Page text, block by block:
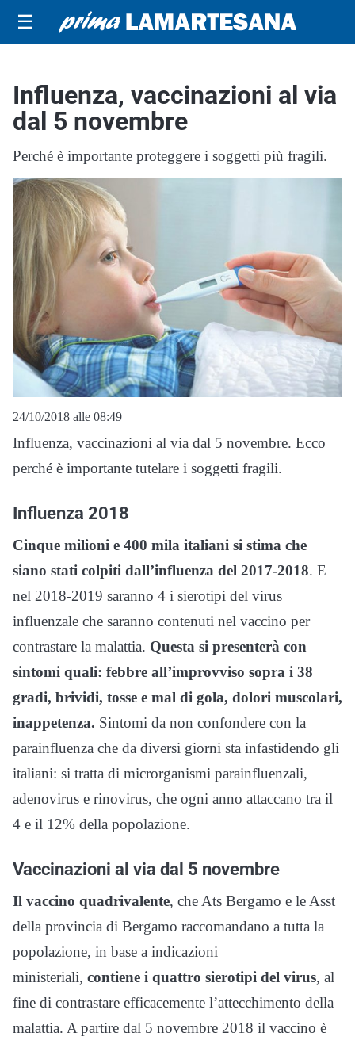
☰
Influenza, vaccinazioni al via
dal 5 novembre
Perché è importante proteggere i soggetti più fragili.
24/10/2018 alle 08:49
Influenza, vaccinazioni al via dal 5 novembre. Ecco
perché è importante tutelare i soggetti fragili.
Influenza 2018
Cinque milioni e 400 mila italiani si stima che
siano stati colpiti dall’influenza del 2017-2018. E
nel 2018-2019 saranno 4 i sierotipi del virus
influenzale che saranno contenuti nel vaccino per
contrastare la malattia. Questa si presenterà con
sintomi quali: febbre all’improvviso sopra i 38
gradi, brividi, tosse e mal di gola, dolori muscolari,
inappetenza. Sintomi da non confondere con la
parainfluenza che da diversi giorni sta infastidendo gli
italiani: si tratta di microrganismi parainfluenzali,
adenovirus e rinovirus, che ogni anno attaccano tra il
4 e il 12% della popolazione.
Vaccinazioni al via dal 5 novembre
Il vaccino quadrivalente, che Ats Bergamo e le Asst
della provincia di Bergamo raccomandano a tutta la
popolazione, in base a indicazioni
ministeriali, contiene i quattro sierotipi del virus, al
fine di contrastare efficacemente l’attecchimento della
malattia. A partire dal 5 novembre 2018 il vaccino è